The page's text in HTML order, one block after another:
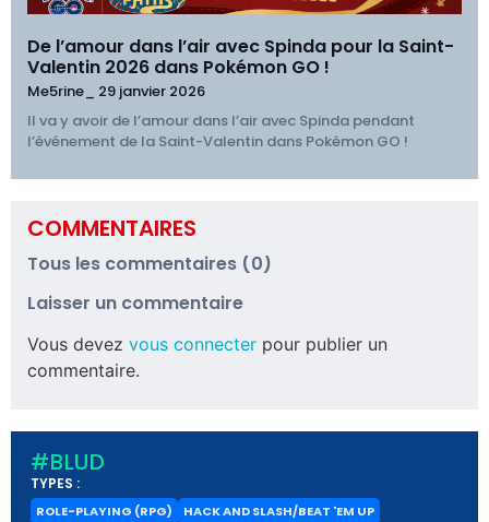
De l’amour dans l’air avec Spinda pour la Saint-
Valentin 2026 dans Pokémon GO !
Me5rine_ 29 janvier 2026
Il va y avoir de l’amour dans l’air avec Spinda pendant
l’événement de la Saint-Valentin dans Pokémon GO !
COMMENTAIRES
Tous les commentaires (0)
Laisser un commentaire
Vous devez vous connecter pour publier un
commentaire.
#BLUD
TYPES :
ROLE-PLAYING (RPG)
HACK AND SLASH/BEAT 'EM UP